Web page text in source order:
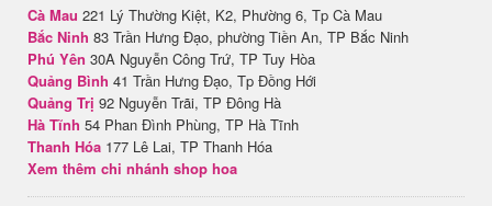
Cà Mau 221 Lý Thường Kiệt, K2, Phường 6, Tp Cà Mau
Bắc Ninh 83 Trần Hưng Đạo, phường Tiền An, TP Bắc Ninh
Phú Yên 30A Nguyễn Công Trứ, TP Tuy Hòa
Quảng Bình 41 Trần Hưng Đạo, Tp Đồng Hới
Quảng Trị 92 Nguyễn Trãi, TP Đông Hà
Hà Tĩnh 54 Phan Đình Phùng, TP Hà Tĩnh
Thanh Hóa 177 Lê Lai, TP Thanh Hóa
Xem thêm chi nhánh shop hoa